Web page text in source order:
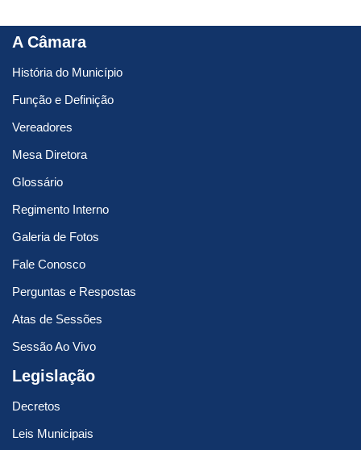
A Câmara
História do Município
Função e Definição
Vereadores
Mesa Diretora
Glossário
Regimento Interno
Galeria de Fotos
Fale Conosco
Perguntas e Respostas
Atas de Sessões
Sessão Ao Vivo
Legislação
Decretos
Leis Municipais